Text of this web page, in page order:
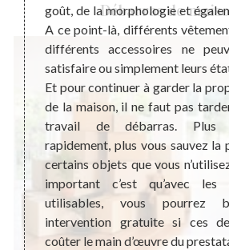
Débarras de
ce
Et
un
à
au
goût, de la morphologie et
A ce point-là, différents
différents accessoires ne
satisfaire ou simplement leurs
Et pour continuer à garder la
de la maison, il ne faut pas
travail de débarras. Plus
rapidement, plus vous sauvez la
certains objets que vous
important c’est qu’avec les
utilisables, vous pourrez
intervention gratuite si ces
coûter le main d’œuvre du